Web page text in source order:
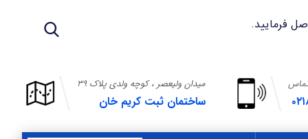
میدان ولیعصر ، کوچه ولدی پلاک ۳۹
ساختمان ثبت کریم خان